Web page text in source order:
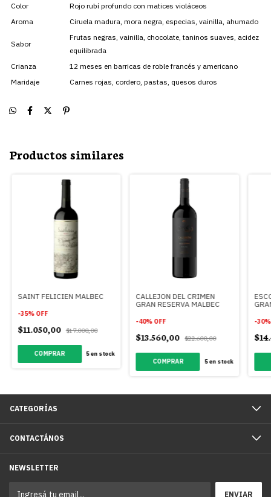
Color
Rojo rubí profundo con matices violáceos
Aroma
Ciruela madura, mora negra, especias, vainilla, ahumado
Sabor
Frutas negras, vainilla, chocolate, taninos suaves, acidez
equilibrada
Crianza
12 meses en barricas de roble francés y americano
Maridaje
Carnes rojas, cordero, pastas, quesos duros
Productos similares
SAINT FELICIEN MALBEC
-35% OFF
$11.050,00 $17.000,00
5en stock
CALLEJON DEL CRIMEN
GRAN RESERVA MALBEC
-40% OFF
$13.560,00 $22.600,00
5en stock
-30
CATEGORÍAS
CONTACTÁNOS
NEWSLETTER